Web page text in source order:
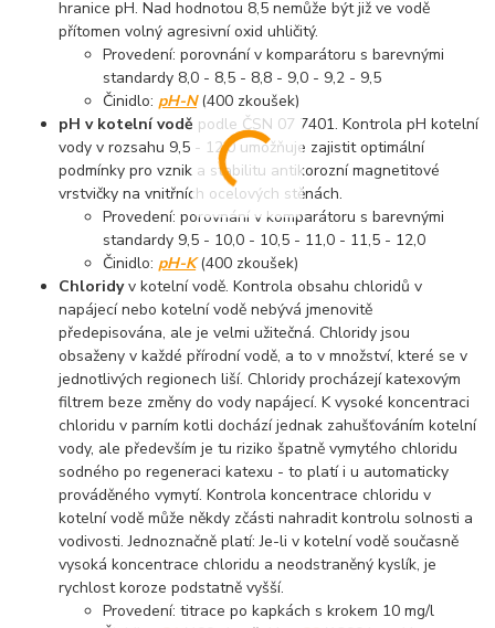
hranice pH. Nad hodnotou 8,5 nemůže být již ve vodě
přítomen volný agresivní oxid uhličitý.
Provedení: porovnání v komparátoru s barevnými
standardy 8,0 - 8,5 - 8,8 - 9,0 - 9,2 - 9,5
Činidlo: pH-N (400 zkoušek)
pH v kotelní vodě podle ČSN 07 7401. Kontrola pH kotelní
vody v rozsahu 9,5 - 12,0 umožňuje zajistit optimální
podmínky pro vznik a stabilitu antikorozní magnetitové
vrstvičky na vnitřních ocelových stěnách.
Provedení: porovnání v komparátoru s barevnými
standardy 9,5 - 10,0 - 10,5 - 11,0 - 11,5 - 12,0
Činidlo: pH-K (400 zkoušek)
Chloridyv kotelní vodě. Kontrola obsahu chloridů v
napájecí nebo kotelní vodě nebývá jmenovitě
předepisována, ale je velmi užitečná. Chloridy jsou
obsaženy v každé přírodní vodě, a to v množství, které se v
jednotlivých regionech liší. Chloridy procházejí katexovým
filtrem beze změny do vody napájecí. K vysoké koncentraci
chloridu v parním kotli dochází jednak zahušťováním kotelní
vody, ale především je tu riziko špatně vymytého chloridu
sodného po regeneraci katexu - to platí i u automaticky
prováděného vymytí. Kontrola koncentrace chloridu v
kotelní vodě může někdy zčásti nahradit kontrolu solnosti a
vodivosti. Jednoznačně platí: Je-li v kotelní vodě současně
vysoká koncentrace chloridu a neodstraněný kyslík, je
rychlost koroze podstatně vyšší.
Provedení: titrace po kapkách s krokem 10 mg/l